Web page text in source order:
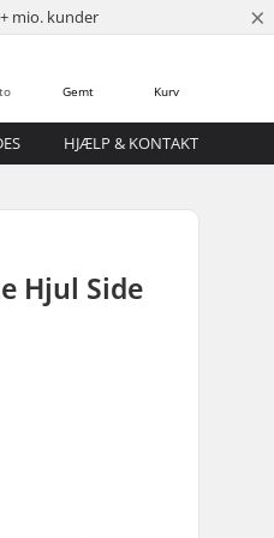
mio. kunder ×
Kurv
Gemt
HJÆLP & KONTAKT
Hjul Side